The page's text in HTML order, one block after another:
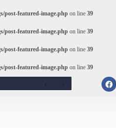
post-featured-image.php on line 39
post-featured-image.php on line 39
post-featured-image.php on line 39
post-featured-image.php on line 39